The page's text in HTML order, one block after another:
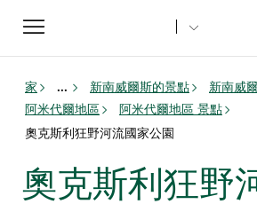
Toggle
navigation
家 ... 新南威爾斯的景點
新南威
阿米代爾地區
阿米代爾地區 景點
奧克斯利狂野河流國家公園
奧克斯利狂野